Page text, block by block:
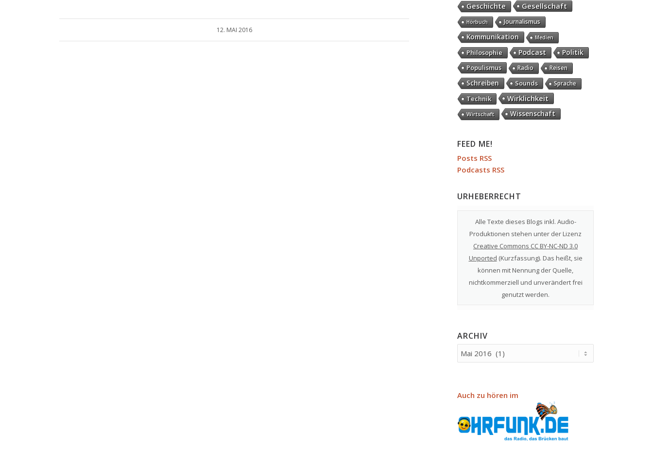
12. MAI 2016
Geschichte Gesellschaft
Hörbuch Journalismus
Kommunikation Medien
Philosophie Podcast Politik
Populismus Radio Reisen
Schreiben Sounds Sprache
Technik Wirklichkeit
Wirtschaft Wissenschaft
FEED ME!
Posts RSS
Podcasts RSS
URHEBERRECHT
Alle Texte dieses Blogs inkl. Audio-
Produktionen stehen unter der Lizenz
Creative Commons CC BY-NC-ND 3.0
Unported (Kurzfassung). Das heißt, sie
können mit Nennung der Quelle,
nichtkommerziell und unverändert frei
genutzt werden.
ARCHIV
Auch zu hören im